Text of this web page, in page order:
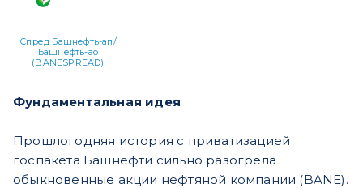
Спред Башнефть-ап/
Башнефть-ао
(BANESPREAD)
Фундаментальная идея
Прошлогодняя история с приватизацией
госпакета Башнефти сильно разогрела
обыкновенные акции нефтяной компании (BANE).